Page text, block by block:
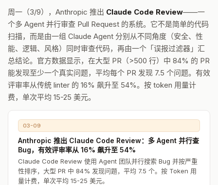
周一（3/9），Anthropic 推出 Claude Code Review——一
个多 Agent 并行审查 Pull Request 的系统。它不是简单的代码
扫描，而是由一组 Claude Agent 分别从不同角度（安全、性
能、逻辑、风格）同时审查代码，再由一个「误报过滤器」汇
总结论。官方数据显示，在大型 PR（>500 行）中 84% 的 PR
能发现至少一个真实问题，平均每个 PR 发现 7.5 个问题。有效
评审率从传统 linter 的 16% 飙升至 54%。按 token 用量计
费，单次平均 15-25 美元。
03-09
Anthropic 推出 Claude Code Review：多 Agent 并行查
Bug，有效评审率从 16% 飙升至 54%
Claude Code Review 使用 Agent 团队并行搜索 Bug 并按严重
性排序，大型 PR 中 84% 发现问题，平均 7.5 个。按 Token 用
量计费，单次平均 15-25 美元。